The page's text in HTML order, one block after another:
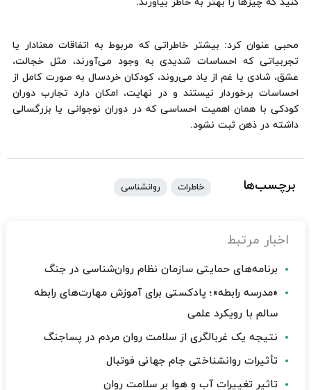
محبی عنوان کرد: بیشتر خاطراتی که مربوط به اتفاقات معنادار یا
تجربیاتی که احساسات شدیدی به وجود می‌آورند، مثل خجالت،
عشق، شادی یا غم از یاد می‌روند، کودکان خردسال به صورت کامل از
احساسات برخوردار نیستند و در نهایت، امکان دارد تجارب دوران
کودکی با همان اهمیت احساسی که در دوران نوجوانی یا بزرگسالی
داشته در ذهن ثبت نشود.
برچسب‌ها خاطرات روانشناسی
اخبار مرتبط
برنامه‌های حمایتی سازمان نظام روان‌شناسی در جنگ
«مدرسه رابطه»؛ پادکستی برای آموزش مهارت‌های رابطه
سالم با رویکرد علمی
نتیجه یک غربالگری از سلامت روان مردم در پساجنگ
تأثیرات روانشناختی جام جهانی فوتبال
تاثیر تغییرات آب و هوا بر سلامت روان